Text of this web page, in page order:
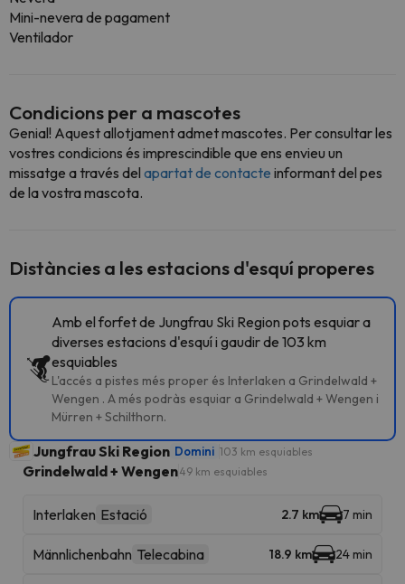
Mini-nevera de pagament
Ventilador
Condicions per a mascotes
Genial! Aquest allotjament admet mascotes. Per consultar les
vostres condicions és imprescindible que ens envieu un
missatge a través del apartat de contacte informant del pes
de la vostra mascota.
Distàncies a les estacions d'esquí properes
Amb el forfet de Jungfrau Ski Region pots esquiar a
diverses estacions d'esquí i gaudir de 103 km
esquiables
L'accés a pistes més proper és Interlaken a Grindelwald +
Wengen . A més podràs esquiar a Grindelwald + Wengen i
Mürren + Schilthorn.
Jungfrau Ski Region Domini 103 km esquiables
Grindelwald + Wengen49 km esquiables
Interlaken Estació 2.7 km 7 min
Männlichenbahn Telecabina 18.9 km 24 min